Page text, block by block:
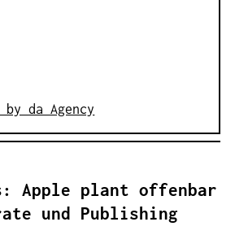
da Agency
Apple plant offenbar
und Publishing